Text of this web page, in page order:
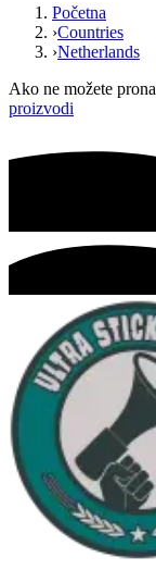
Početna
›Countries
›Netherlands
Ako ne možete
proizvodi